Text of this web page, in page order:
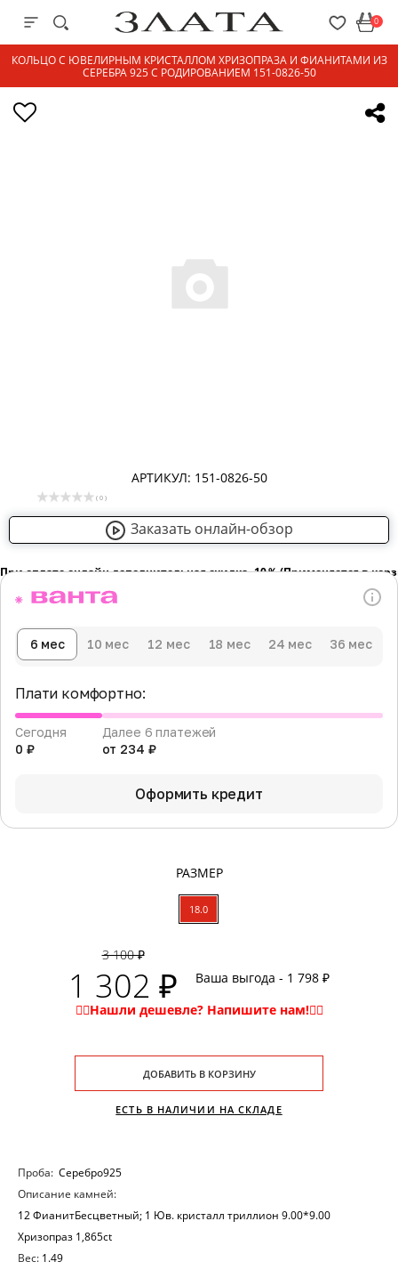
0
КОЛЬЦО С ЮВЕЛИРНЫМ КРИСТАЛЛОМ ХРИЗОПРАЗА И ФИАНИТАМИ ИЗ
СЕРЕБРА 925 С РОДИРОВАНИЕМ 151-0826-50
АРТИКУЛ: 151-0826-50
( 0 )
Заказать онлайн-обзор
При оплате онлайн дополнительная скидка -10％ (Применяется в
3 100 ₽
1 302 ₽ Ваша выгода - 1 798 ₽
6 мес 10 мес 12 мес 18 мес 24 мес 36 мес
Плати комфортно:
Сегодня
0 ₽
Далее 6 платежей
от 234 ₽
Оформить кредит
РАЗМЕР
18.0
ДОБАВИТЬ В КОРЗИНУ
ЕСТЬ В НАЛИЧИИ НА СКЛАДЕ
Проба: Серебро925
Описание камней:
12 ФианитБесцветный; 1 Юв. кристалл триллион 9.00*9.00
Хризопраз 1,865ct
Вес: 1.49